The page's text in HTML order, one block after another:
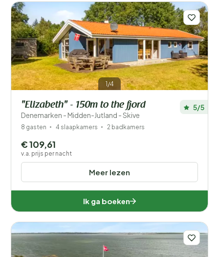
1/4
"Elizabeth" - 150m to the fjord
Denemarken - Midden-Jutland - Skive
5/5
8 gasten 4 slaapkamers 2 badkamers
Meer lezen
€ 109,61
v.a. prijs per nacht
Ik ga boeken